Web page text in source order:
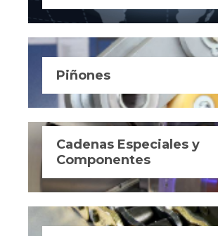
Piñones
Cadenas Especiales y
Componentes